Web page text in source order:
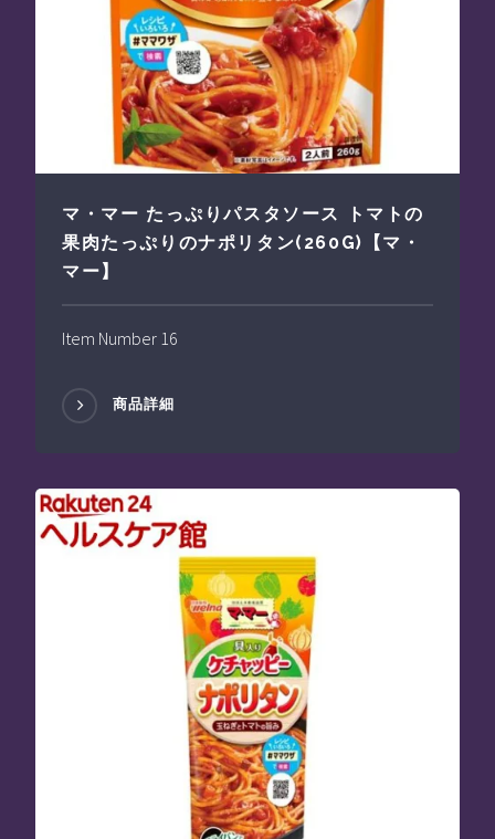
マ・マー たっぷりパスタソース トマトの
果肉たっぷりのナポリタン(260G)【マ・
マー】
Item Number 16
商品詳細